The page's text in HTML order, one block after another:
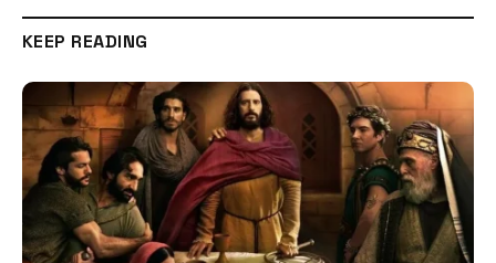
KEEP READING